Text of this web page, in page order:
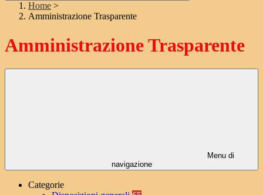
Home >
Amministrazione Trasparente
Amministrazione Trasparente
Menu di
navigazione
Categorie